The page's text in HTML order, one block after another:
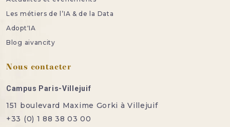
Les métiers de l’IA & de la Data
Adopt'IA
Blog aivancity
Nous contacter
Campus Paris-Villejuif
151 boulevard Maxime Gorki à Villejuif
+33 (0) 1 88 38 03 00